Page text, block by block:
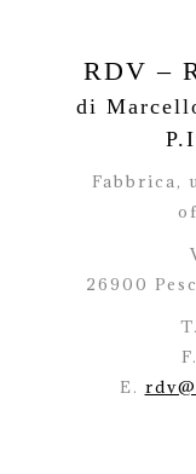
RDV –
di
Fabbrica,
26900
T.
E.